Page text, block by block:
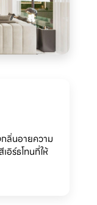
ลิ่นอายความ
อิร์ธโทนที่ให้